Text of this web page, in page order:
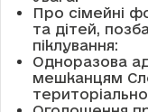
Про сімейні
та дітей,
піклування:
Одноразова
мешканцям